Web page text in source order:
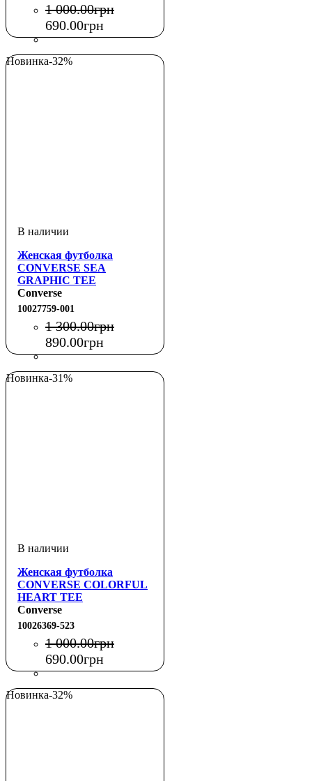
1 000.00грн
690.00грн
Новинка-32%
Женская футболка
CONVERSE SEA
GRAPHIC TEE
Converse
10027759-001
1 300.00грн
890.00грн
Новинка-31%
Женская футболка
CONVERSE COLORFUL
HEART TEE
Converse
10026369-523
1 000.00грн
690.00грн
Новинка-32%